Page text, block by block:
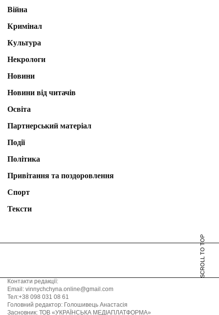
Війна
Кримінал
Культура
Некрологи
Новини
Новини від читачів
Освіта
Партнерський матеріал
Події
Політика
Привітання та поздоровлення
Спорт
Тексти
SCROLL TO TOP
Контакти редакції:
Email: vinnychchyna.online@gmail.com
Тел:+38 098 031 08 61
Головний редактор: Голошивець Анастасія
Засновник: ТОВ «УКРАЇНСЬКА МЕДІАПЛАТФОРМА»